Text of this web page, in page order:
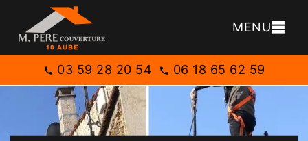
MENU
03 59 28 20 54 06 18 65 62 59